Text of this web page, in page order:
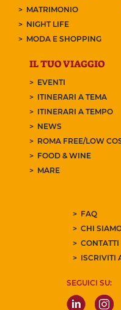
MATRIMONIO
NIGHT LIFE
MODA E SHOPPING
IL TUO VIAGGIO
EVENTI
ITINERARI A TEMA
ITINERARI A TEMPO
NEWS
ROMA FREE/LOW
FOOD & WINE
MARE
FAQ
CHI
CONTATTI
ISCRIVITI
SEGUICI SU: